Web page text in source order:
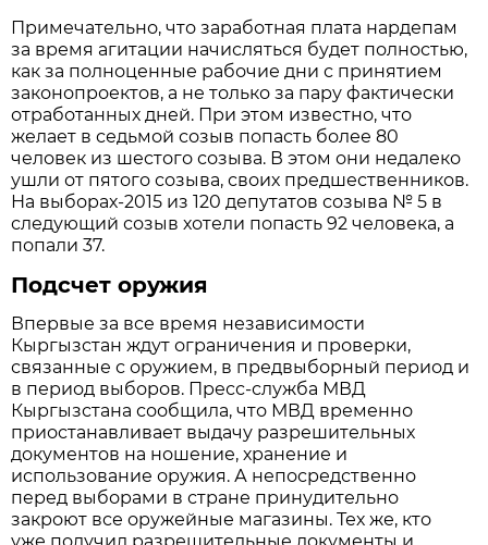
Примечательно, что заработная плата нардепам
за время агитации начисляться будет полностью,
как за полноценные рабочие дни с принятием
законопроектов, а не только за пару фактически
отработанных дней. При этом известно, что
желает в седьмой созыв попасть более 80
человек из шестого созыва. В этом они недалеко
ушли от пятого созыва, своих предшественников.
На выборах-2015 из 120 депутатов созыва № 5 в
следующий созыв хотели попасть 92 человека, а
попали 37.
Подсчет оружия
Впервые за все время независимости
Кыргызстан ждут ограничения и проверки,
связанные с оружием, в предвыборный период и
в период выборов. Пресс-служба МВД
Кыргызстана сообщила, что МВД временно
приостанавливает выдачу разрешительных
документов на ношение, хранение и
использование оружия. А непосредственно
перед выборами в стране принудительно
закроют все оружейные магазины. Тех же, кто